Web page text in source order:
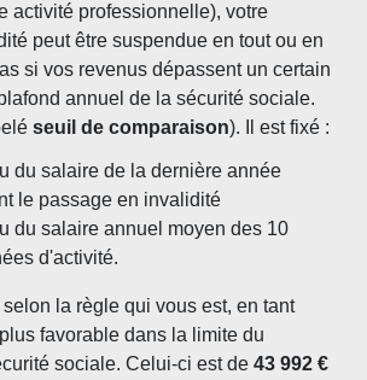
activité professionnelle), votre
peut être suspendue en tout ou en
si vos revenus dépassent un certain
annuel de la sécurité sociale.
seuil de comparaison). Il est fixé :
du salaire de la dernière année
le passage en invalidité
du salaire annuel moyen des 10
d'activité.
la règle qui vous est, en tant
favorable dans la limite du
sociale. Celui-ci est de 43 992 €